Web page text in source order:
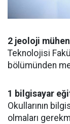
2 jeoloji
Teknolojisi
bölümünden
1 bilgisayar
Okullarının
olmaları